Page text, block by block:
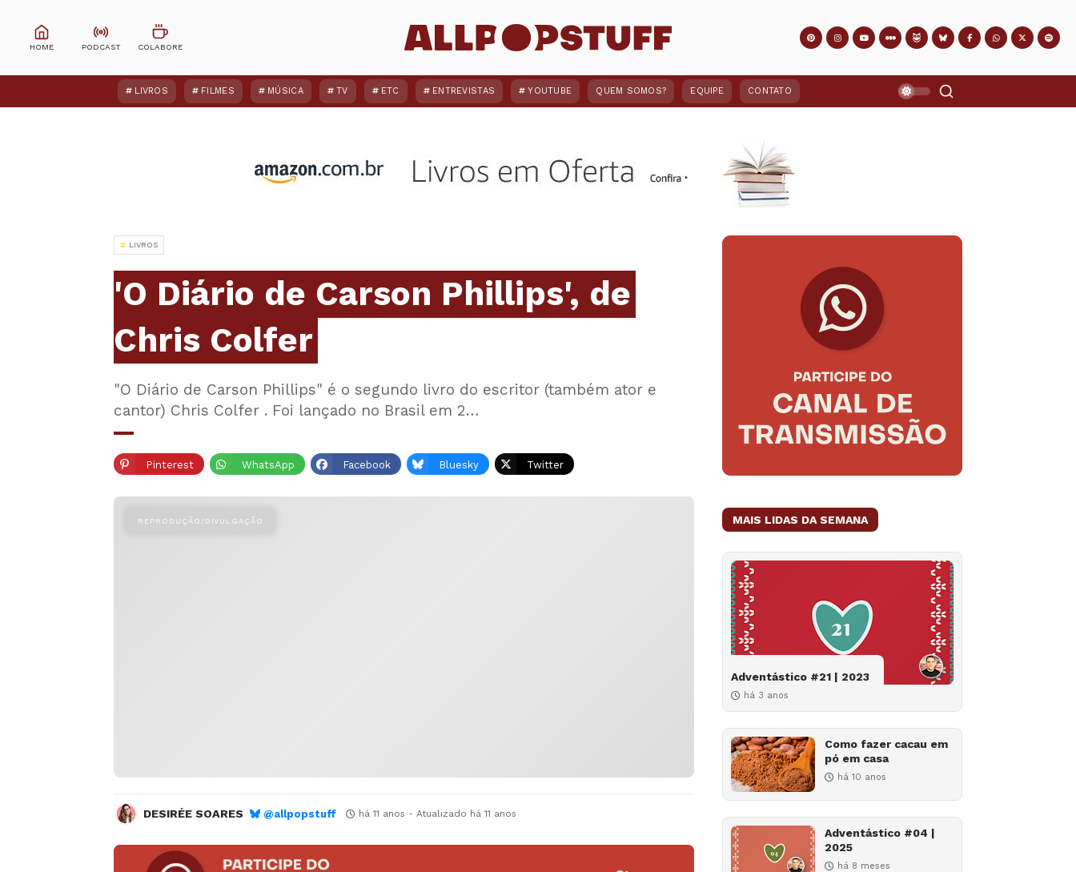
LIVROS FILMES MÚSICA TV ETC ENTREVISTAS YOUTUBE QUEM SOMOS? EQUIPE CONTATO
LIVROS
'O Diário de Carson Phillips', de
Chris Colfer
"O Diário de Carson Phillips" é o segundo livro do escritor (também ator e
cantor) Chris Colfer . Foi lançado no Brasil em 2…
Pinterest WhatsApp Facebook Bluesky Twitter
DESIRÉE SOARES @allpopstuff há 11 anos - Atualizado há 11 anos
MAIS LIDAS DA SEMANA
Adventástico #21 | 2023
há 3 anos
Como fazer cacau em
pó em casa
há 10 anos
Adventástico #04 |
2025
há 8 meses